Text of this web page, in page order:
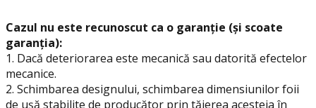
Cazul nu este recunoscut ca o garanție (și scoate
garanția):
1. Dacă deteriorarea este mecanică sau datorită efectelor
mecanice.
2. Schimbarea designului, schimbarea dimensiunilor foii
de ușă stabilite de producător prin tăierea acesteia în